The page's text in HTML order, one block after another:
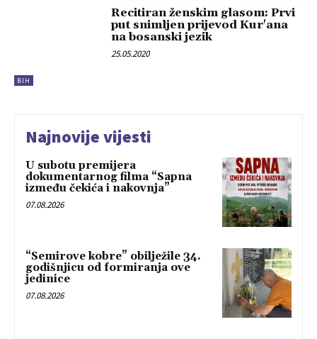
BIH
Recitiran ženskim glasom: Prvi
put snimljen prijevod Kur'ana
na bosanski jezik
25.05.2020
Najnovije vijesti
U subotu premijera
dokumentarnog filma “Sapna
između čekića i nakovnja”
07.08.2026
“Semirove kobre” obilježile 34.
godišnjicu od formiranja ove
jedinice
07.08.2026